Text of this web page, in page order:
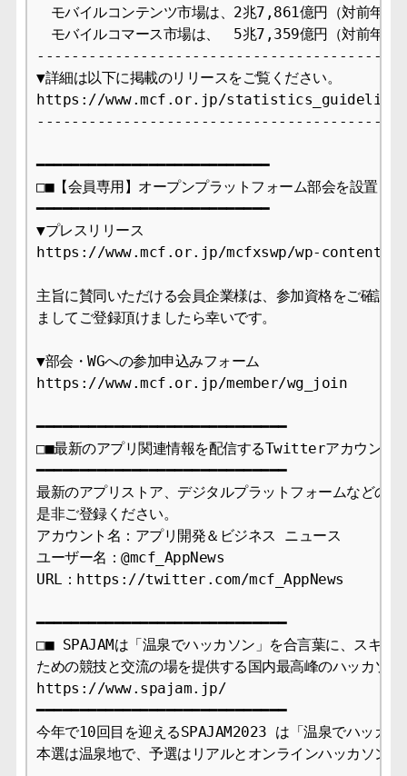
モバイルコンテンツ市場は、2兆7,861億円（対前年比
モバイルコマース市場は、　5兆7,359億円（対前年比
▼詳細は以下に掲載のリリースをご覧ください。
https://www.mcf.or.jp/statistics_guideline
━━━━━━━━━━━━━━━━━━━━━━━━━━━
□■【会員専用】オープンプラットフォーム部会を設置し
━━━━━━━━━━━━━━━━━━━━━━━━━━━
▼プレスリリース
https://www.mcf.or.jp/mcfxswp/wp-content/
主旨に賛同いただける会員企業様は、参加資格をご確認頂
ましてご登録頂けましたら幸いです。
▼部会・WGへの参加申込みフォーム
https://www.mcf.or.jp/member/wg_join
━━━━━━━━━━━━━━━━━━━━━━━━━━━━━
□■最新のアプリ関連情報を配信するTwitterアカウント
━━━━━━━━━━━━━━━━━━━━━━━━━━━━━
最新のアプリストア、デジタルプラットフォームなどの
是非ご登録ください。
アカウント名：アプリ開発＆ビジネス ニュース
ユーザー名：@mcf_AppNews
URL：https://twitter.com/mcf_AppNews
━━━━━━━━━━━━━━━━━━━━━━━━━━━━━
□■ SPAJAMは「温泉でハッカソン」を合言葉に、スキル
ための競技と交流の場を提供する国内最高峰のハッカソ
https://www.spajam.jp/
━━━━━━━━━━━━━━━━━━━━━━━━━━━━━
今年で10回目を迎えるSPAJAM2023 は「温泉でハッカ
本選は温泉地で、予選はリアルとオンラインハッカソン